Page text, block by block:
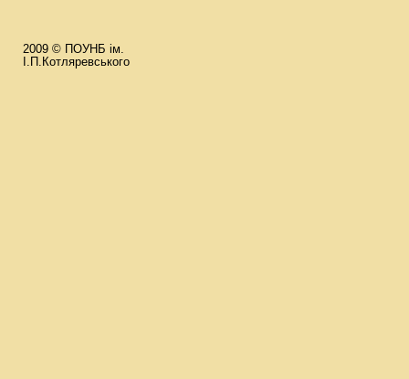
2009 © ПОУНБ ім.
І.П.Котляревського